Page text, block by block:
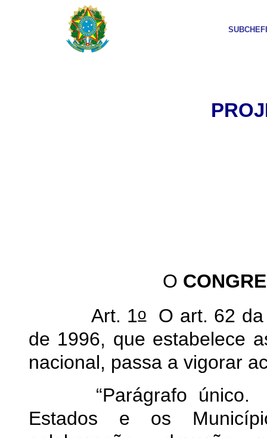
O
Art. 1oO art. 62
de 1996, que estabelece
nacional, passa a vigorar
“Parágrafo
Estados e os